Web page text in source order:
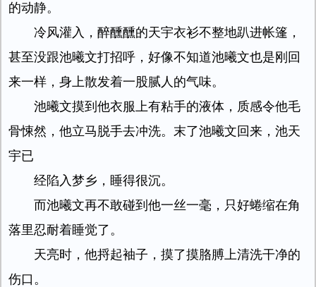
的动静。
冷风灌入，醉醺醺的天宇衣衫不整地趴进帐篷，
甚至没跟池曦文打招呼，好像不知道池曦文也是刚回
来一样，身上散发着一股腻人的气味。
池曦文摸到他衣服上有粘手的液体，质感令他毛
骨悚然，他立马脱手去冲洗。末了池曦文回来，池天
宇已
经陷入梦乡，睡得很沉。
而池曦文再不敢碰到他一丝一毫，只好蜷缩在角
落里忍耐着睡觉了。
天亮时，他捋起袖子，摸了摸胳膊上清洗干净的
伤口。